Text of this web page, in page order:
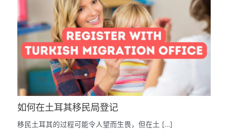
如何在土耳其移民局登记
移民土耳其的过程可能令人望而生畏，但在土 […]